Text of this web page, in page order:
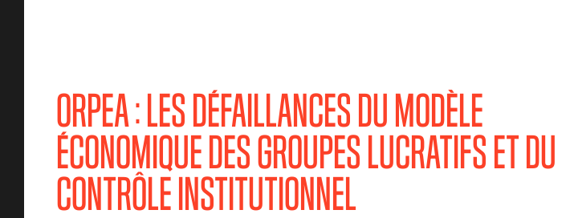
ORPEA : LES DÉFAILLANCES DU MODÈLE
ÉCONOMIQUE DES GROUPES LUCRATIFS ET DU
CONTRÔLE INSTITUTIONNEL